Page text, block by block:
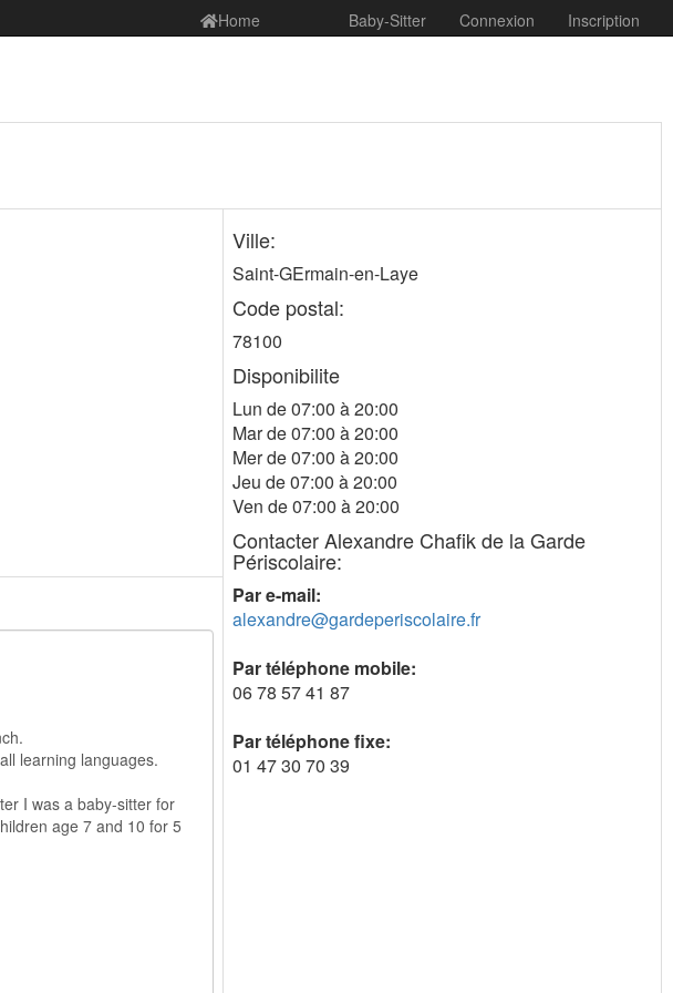
Home Baby-Sitter Connexion Inscription
Ville:
Saint-GErmain-en-Laye
Code postal:
78100
Disponibilite
Lun de 07:00 à 20:00
Mar de 07:00 à 20:00
Mer de 07:00 à 20:00
Jeu de 07:00 à 20:00
Ven de 07:00 à 20:00
Contacter Alexandre Chafik de la Garde
Périscolaire:
Par e-mail:
alexandre@gardeperiscolaire.fr
Par téléphone mobile:
06 78 57 41 87
Par téléphone fixe:
01 47 30 70 39